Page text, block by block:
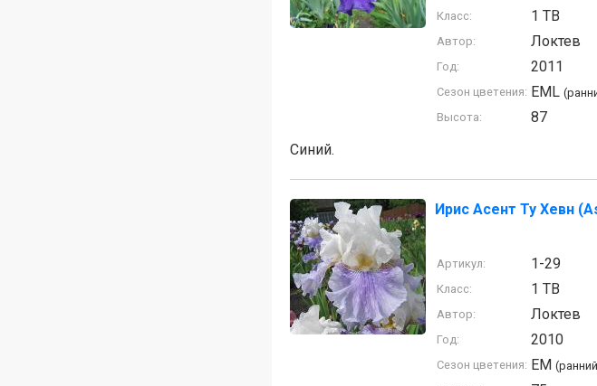
Класс: 1 TB
Автор: Локтев
Год: 2011
Сезон цветения: EML
Высота:
87
Синий.
Ирис Асент Ту Хевн
Артикул: 1-29
Класс: 1 TB
Автор: Локтев
Год: 2010
Сезон цветения: EM